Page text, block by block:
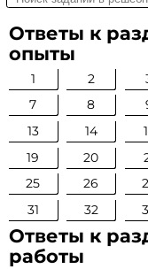
Ответы к
опыты
1 2
7
8
13
14
19
20
25
26
31
32
Ответы к
работы